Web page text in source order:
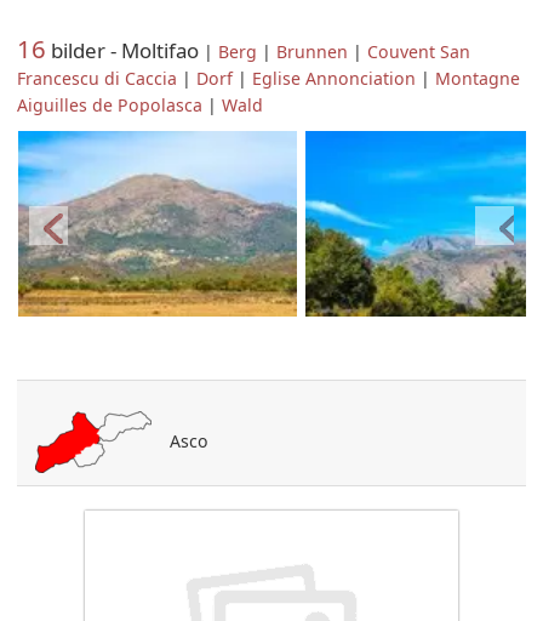
16 bilder - Moltifao | Berg | Brunnen | Couvent San
Francescu di Caccia | Dorf| Eglise Annonciation | Montagne
Aiguilles de Popolasca |Wald
Asco